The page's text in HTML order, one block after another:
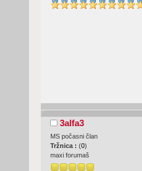
3alfa3
MS počasni član
Tržnica : (0)
maxi forumaš